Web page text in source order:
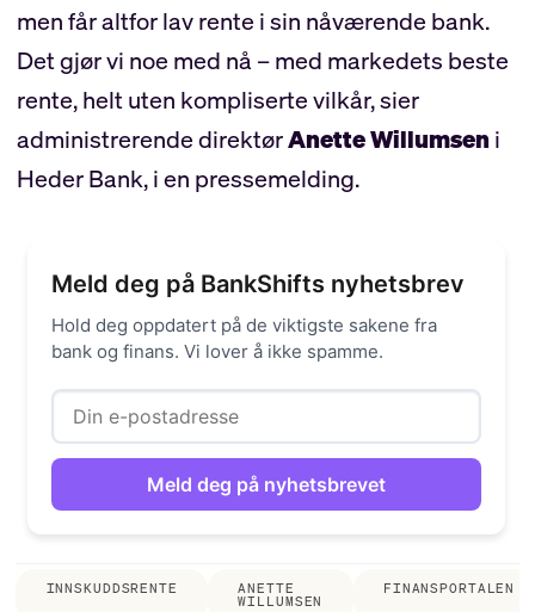
men får altfor lav rente i sin nåværende bank.
Det gjør vi noe med nå – med markedets beste
rente, helt uten kompliserte vilkår, sier
administrerende direktørAnette Willumseni
Heder Bank, i en pressemelding.
Meld deg på BankShifts nyhetsbrev
Hold deg oppdatert på de viktigste sakene fra
bank og finans. Vi lover å ikke spamme.
INNSKUDDSRENTE ANETTE
WILLUMSEN
FINANSPORTALEN